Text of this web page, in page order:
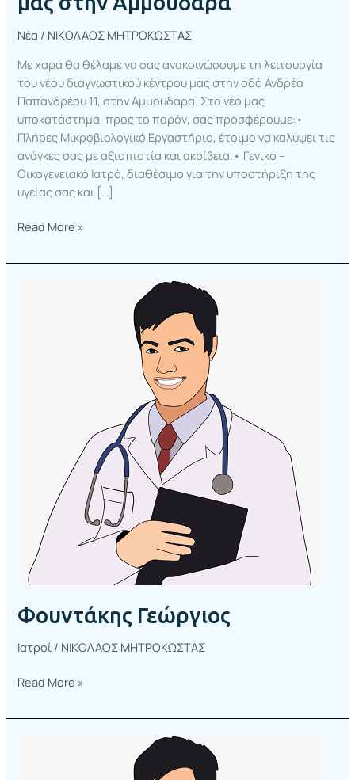
Νέα / ΝΙΚΟΛΑΟΣ ΜΗΤΡΟΚΩΣΤΑΣ
Με χαρά θα θέλαμε να σας ανακοινώσουμε τη λειτουργία
του νέου διαγνωστικού κέντρου μας στην οδό Ανδρέα
Παπανδρέου 11, στην Αμμουδάρα. Στο νέο μας
υποκατάστημα, προς το παρόν, σας προσφέρουμε:•
Πλήρες Μικροβιολογικό Εργαστήριο, έτοιμο να καλύψει τις
ανάγκες σας με αξιοπιστία και ακρίβεια.• Γενικό –
Οικογενειακό Ιατρό, διαθέσιμο για την υποστήριξη της
υγείας σας και […]
Read More »
Φουντάκης Γεώργιος
Ιατροί / ΝΙΚΟΛΑΟΣ ΜΗΤΡΟΚΩΣΤΑΣ
Read More »